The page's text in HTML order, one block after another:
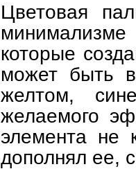
Цветовая
которые
может быть
желтом,
желаемого
элемента не
дополнял ее,